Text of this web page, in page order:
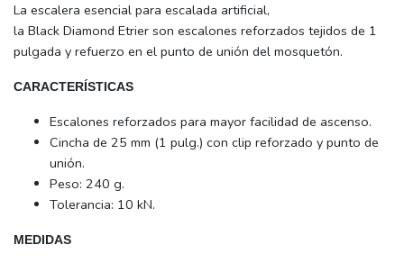
La escalera esencial para escalada artificial,
la Black Diamond Etrier son escalones reforzados tejidos de 1
pulgada y refuerzo en el punto de unión del mosquetón.
CARACTERÍSTICAS
Escalones reforzados para mayor facilidad de ascenso.
Cincha de 25 mm (1 pulg.) con clip reforzado y punto de
unión.
Peso: 240 g.
Tolerancia: 10 kN.
MEDIDAS